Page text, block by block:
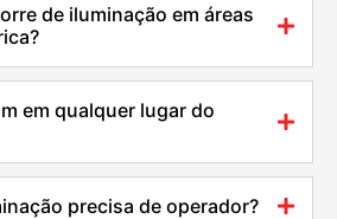
de iluminação em áreas
em qualquer lugar do
precisa de operador?